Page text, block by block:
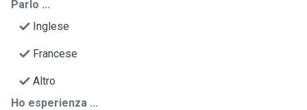
Parlo ...
Inglese
Francese
Altro
Ho esperienza ...